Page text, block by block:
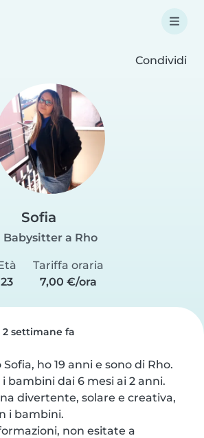
Condividi
Sofia
Babysitter a Rho
23
Tariffa oraria
7,00 €/ora
2 settimane fa
ho 19 anni e sono di Rho.
bambini dai 6 mesi ai 2 anni.
divertente, solare e creativa,
i bambini.
non esitate a